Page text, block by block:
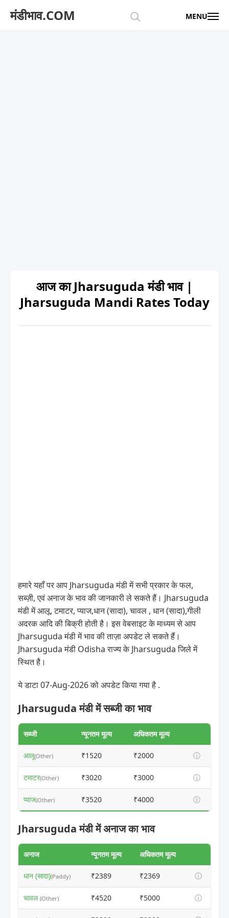
मंडीभाव.COM MENU
आज का Jharsuguda मंडी भाव |
Jharsuguda Mandi Rates Today
हमारे यहाँ पर आप Jharsuguda मंडी में सभी प्रकार के फल,
सब्ज़ी, एवं अनाज के भाव की जानकारी ले सकते हैं। Jharsuguda
मंडी में आलू, टमाटर, प्याज,धान (सादा), चावल , धान (सादा),गीली
अदरक आदि की बिक्री होती है। इस वेबसाइट के माध्यम से आप
Jharsuguda मंडी में भाव की ताज़ा अपडेट ले सकते हैं।
Jharsuguda मंडी Odisha राज्य के Jharsuguda जिले में
स्थित है।
ये डाटा 07-Aug-2026 को अपडेट किया गया है .
Jharsuguda मंडी में सब्जी का भाव
सब्जी न्यूनतम मूल्य अधिकतम मूल्य
आलू(Other) ₹1520 ₹2000 ⓘ
टमाटर(Other) ₹3020 ₹3000 ⓘ
प्याज(Other) ₹3520 ₹4000 ⓘ
Jharsuguda मंडी में अनाज का भाव
अनाज न्यूनतम मूल्य अधिकतम मूल्य
धान (सादा)(Paddy) ₹2389 ₹2369 ⓘ
चावल (Other) ₹4520 ₹5000 ⓘ